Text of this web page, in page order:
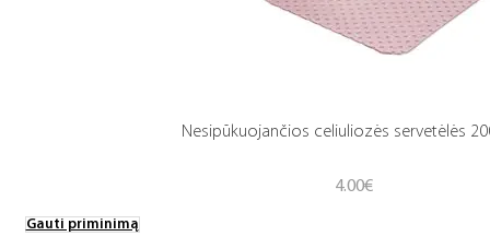
Nesipūkuojančios celiuliozės servetėlės
4.00€
Gauti priminimą